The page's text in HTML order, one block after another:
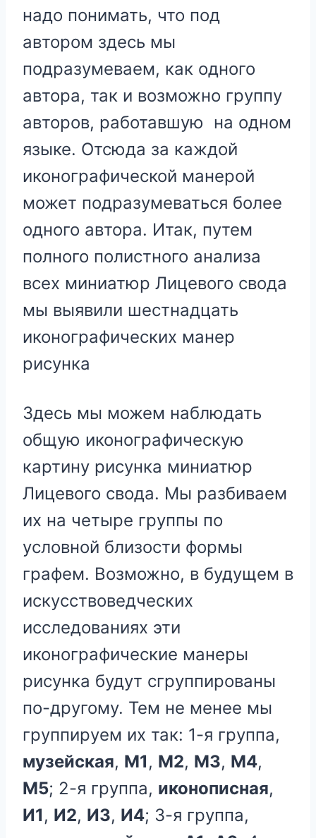
надо понимать, что под
автором здесь мы
подразумеваем, как одного
автора, так и возможно группу
авторов, работавшую на одном
языке. Отсюда за каждой
иконографической манерой
может подразумеваться более
одного автора. Итак, путем
полного полистного анализа
всех миниатюр Лицевого свода
мы выявили шестнадцать
иконографических манер
рисунка
Здесь мы можем наблюдать
общую иконографическую
картину рисунка миниатюр
Лицевого свода. Мы разбиваем
их на четыре группы по
условной близости формы
графем. Возможно, в будущем в
искусствоведческих
исследованиях эти
иконографические манеры
рисунка будут сгруппированы
по-другому. Тем не менее мы
группируем их так: 1-я группа,
музейская, М1, М2, М3, М4,
М5; 2-я группа, иконописная,
И1, И2, И3, И4; 3-я группа,